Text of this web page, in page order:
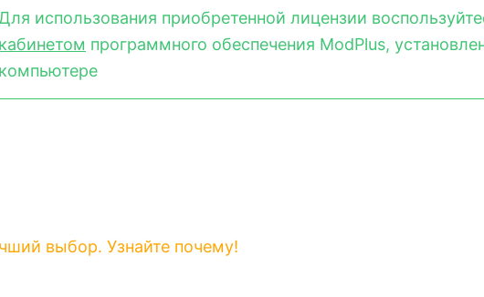
использования приобретенной лицензии
кабинетом программного обеспечения ModPlus,
компьютере
выбор. Узнайте почему!